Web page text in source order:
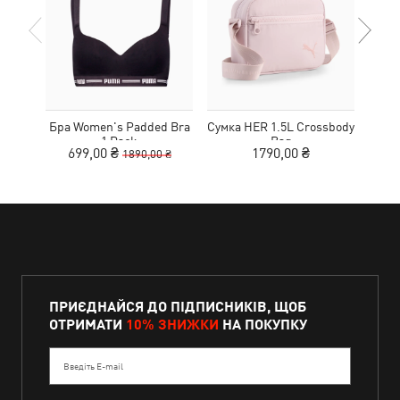
Бра Women's Padded Bra
1 Pack
699,00 ₴ 1890,00 ₴
Сумка HER 1.5L Crossbody
Bag
1790,00 ₴
ПРИЄДНАЙСЯ ДО ПІДПИСНИКІВ, ЩОБ
ОТРИМАТИ 10% ЗНИЖКИ НА ПОКУПКУ
Введіть E-mail